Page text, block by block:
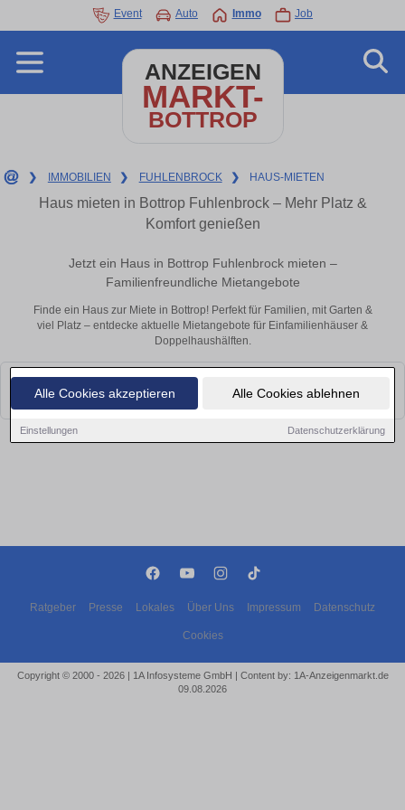
Alle Cookies akzeptieren Alle Cookies ablehnen
Einstellungen Datenschutzerklärung
Event Auto Immo Job
ANZEIGEN
MARKT-
BOTTROP
❯ IMMOBILIEN ❯ FUHLENBROCK ❯ HAUS-MIETEN
Haus mieten in Bottrop Fuhlenbrock – Mehr Platz &
Komfort genießen
Jetzt ein Haus in Bottrop Fuhlenbrock mieten –
Familienfreundliche Mietangebote
Finde ein Haus zur Miete in Bottrop! Perfekt für Familien, mit Garten &
viel Platz – entdecke aktuelle Mietangebote für Einfamilienhäuser &
Doppelhaushälften.
Leider konnten wir derzeit keine passenden Objekte finden. Schauen Sie
bald wieder vorbei!
Ratgeber Presse Lokales Über Uns Impressum Datenschutz
Cookies
Copyright © 2000 - 2026 | 1A Infosysteme GmbH | Content by: 1A-Anzeigenmarkt.de
09.08.2026